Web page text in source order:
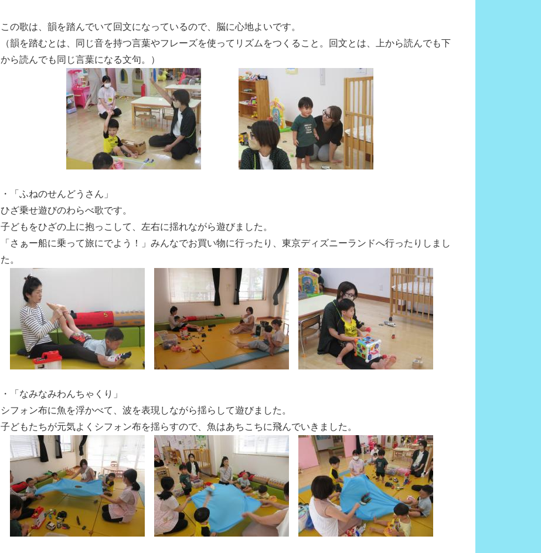
この歌は、韻を踏んでいて回文になっているので、脳に心地よいです。
（韻を踏むとは、同じ音を持つ言葉やフレーズを使ってリズムをつくること。回文とは、上から読んでも下
から読んでも同じ言葉になる文句。）
・「ふねのせんどうさん」
ひざ乗せ遊びのわらべ歌です。
子どもをひざの上に抱っこして、左右に揺れながら遊びました。
「さぁー船に乗って旅にでよう！」みんなでお買い物に行ったり、東京ディズニーランドへ行ったりしまし
た。
・「なみなみわんちゃくり」
シフォン布に魚を浮かべて、波を表現しながら揺らして遊びました。
子どもたちが元気よくシフォン布を揺らすので、魚はあちこちに飛んでいきました。